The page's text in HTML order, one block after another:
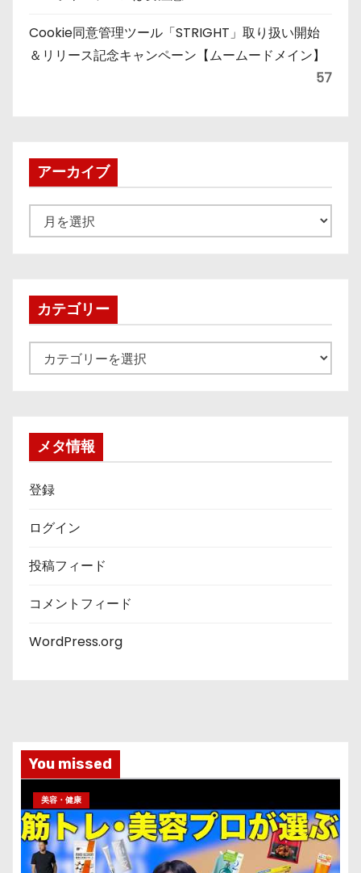
Cookie同意管理ツール「STRIGHT」取り扱い開始
＆リリース記念キャンペーン【ムームードメイン】
57
アーカイブ
ー
ブカテゴリー
テ
メタ情報
登録
ログイン
投稿フィード
コメントフィード
WordPress.org
You missed
美容・健康